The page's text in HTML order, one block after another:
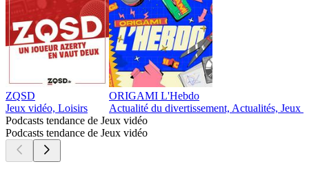
ZQSD
Jeux vidéo, Loisirs
ORIGAMI L'Hebdo
Actualité du divertissement, Actualités, Jeux
Podcasts tendance de Jeux vidéo
Podcasts tendance de Jeux vidéo